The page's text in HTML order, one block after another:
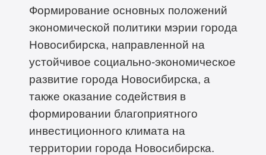
Формирование основных положений
экономической политики мэрии города
Новосибирска, направленной на
устойчивое социально-экономическое
развитие города Новосибирска, а
также оказание содействия в
формировании благоприятного
инвестиционного климата на
территории города Новосибирска.